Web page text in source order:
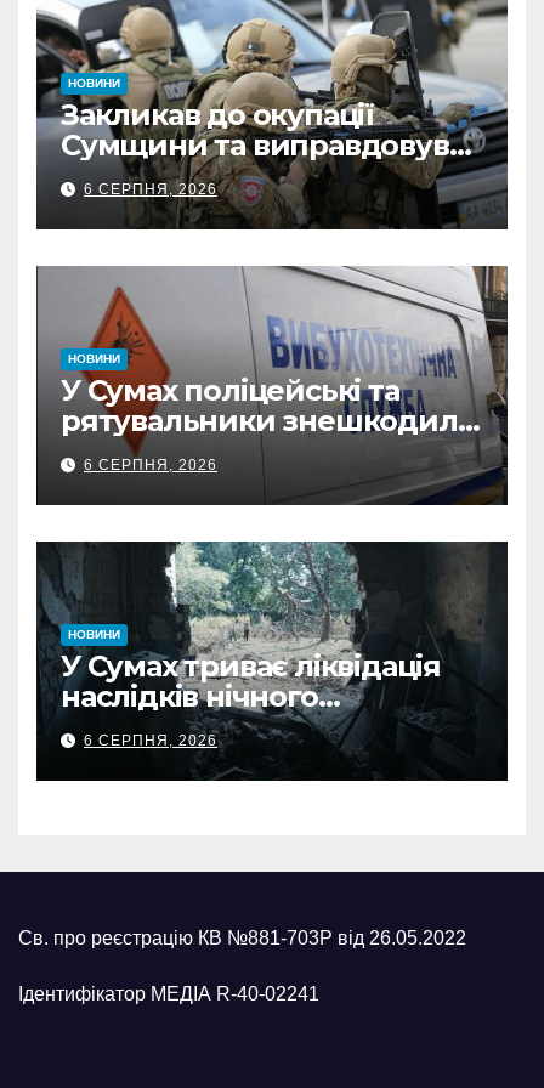
НОВИНИ
Закликав до окупації
Сумщини та виправдовував
обстріли: СБУ викрила
прокремлівського агітатора
з Охтирки
6 СЕРПНЯ, 2026
НОВИНИ
У Сумах поліцейські та
рятувальники знешкодили
500-кілограмову авіабомбу
росіян
6 СЕРПНЯ, 2026
НОВИНИ
У Сумах триває ліквідація
наслідків нічного
масованого удару КАБами
6 СЕРПНЯ, 2026
Св. про реєстрацію КВ №881-703Р від 26.05.2022
Ідентифікатор МЕДІА R-40-02241